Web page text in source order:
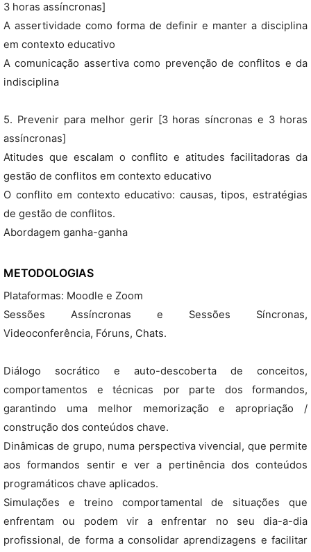
3 horas assíncronas]
A assertividade como forma de definir e manter a disciplina
em contexto educativo
A comunicação assertiva como prevenção de conflitos e da
indisciplina
5. Prevenir para melhor gerir [3 horas síncronas e 3 horas
assíncronas]
Atitudes que escalam o conflito e atitudes facilitadoras da
gestão de conflitos em contexto educativo
O conflito em contexto educativo: causas, tipos, estratégias
de gestão de conflitos.
Abordagem ganha-ganha
METODOLOGIAS
Plataformas: Moodle e Zoom
Sessões Assíncronas e Sessões Síncronas,
Videoconferência, Fóruns, Chats.
Diálogo socrático e auto-descoberta de conceitos,
comportamentos e técnicas por parte dos formandos,
garantindo uma melhor memorização e apropriação /
construção dos conteúdos chave.
Dinâmicas de grupo, numa perspectiva vivencial, que permite
aos formandos sentir e ver a pertinência dos conteúdos
programáticos chave aplicados.
Simulações e treino comportamental de situações que
enfrentam ou podem vir a enfrentar no seu dia-a-dia
profissional, de forma a consolidar aprendizagens e facilitar